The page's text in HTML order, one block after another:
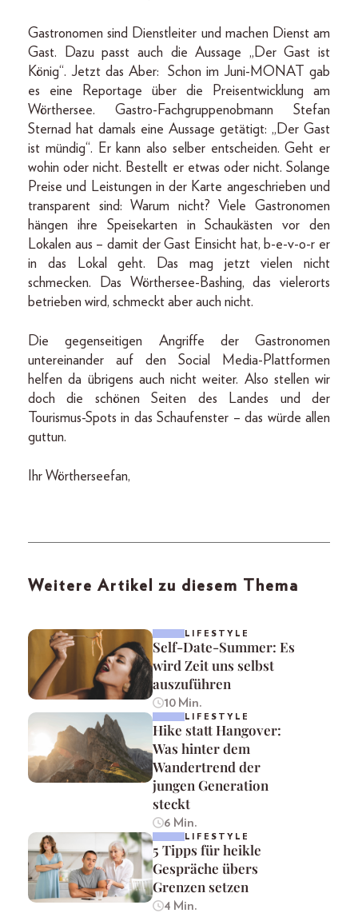
Gastronomen sind Dienstleiter und machen Dienst am
Gast. Dazu passt auch die Aussage „Der Gast ist
König“. Jetzt das Aber: Schon im Juni-MONAT gab
es eine Reportage über die Preisentwicklung am
Wörthersee. Gastro-Fachgruppenobmann Stefan
Sternad hat damals eine Aussage getätigt: „Der Gast
ist mündig“. Er kann also selber entscheiden. Geht er
wohin oder nicht. Bestellt er etwas oder nicht. Solange
Preise und Leistungen in der Karte angeschrieben und
transparent sind: Warum nicht? Viele Gastronomen
hängen ihre Speisekarten in Schaukästen vor den
Lokalen aus – damit der Gast Einsicht hat, b-e-v-o-r er
in das Lokal geht. Das mag jetzt vielen nicht
schmecken. Das Wörthersee-Bashing, das vielerorts
betrieben wird, schmeckt aber auch nicht.
Die gegenseitigen Angriffe der Gastronomen
untereinander auf den Social Media-Plattformen
helfen da übrigens auch nicht weiter. Also stellen wir
doch die schönen Seiten des Landes und der
Tourismus-Spots in das Schaufenster – das würde allen
guttun.
Ihr Wörtherseefan,
Weitere Artikel zu diesem Thema
LIFESTYLE
Self-Date-Summer: Es
wird Zeit uns selbst
auszuführen
10 Min.
LIFESTYLE
Hike statt Hangover:
Was hinter dem
Wandertrend der
jungen Generation
steckt
6 Min.
LIFESTYLE
5 Tipps für heikle
Gespräche übers
Grenzen setzen
4 Min.